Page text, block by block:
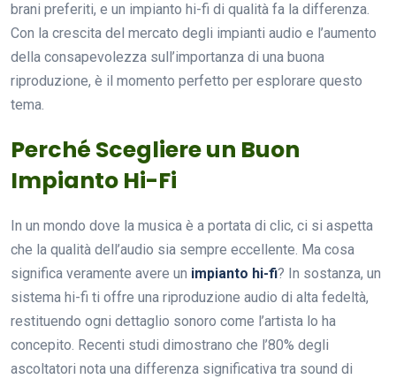
brani preferiti, e un impianto hi-fi di qualità fa la differenza.
Con la crescita del mercato degli impianti audio e l’aumento
della consapevolezza sull’importanza di una buona
riproduzione, è il momento perfetto per esplorare questo
tema.
Perché Scegliere un Buon
Impianto Hi-Fi
In un mondo dove la musica è a portata di clic, ci si aspetta
che la qualità dell’audio sia sempre eccellente. Ma cosa
significa veramente avere un impianto hi-fi? In sostanza, un
sistema hi-fi ti offre una riproduzione audio di alta fedeltà,
restituendo ogni dettaglio sonoro come l’artista lo ha
concepito. Recenti studi dimostrano che l’80% degli
ascoltatori nota una differenza significativa tra sound di